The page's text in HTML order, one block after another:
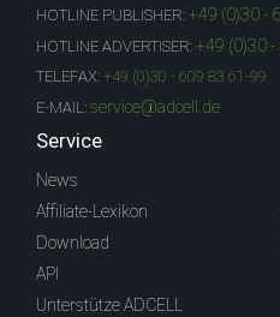
HOTLINE PUBLISHER: +49 (0)30 -
HOTLINE ADVERTISER: +49 (0)30
TELEFAX: +49 (0)30 - 609 83 61-99
E-MAIL: service@adcell.de
Service
News
Affiliate-Lexikon
Download
API
Unterstütze ADCELL